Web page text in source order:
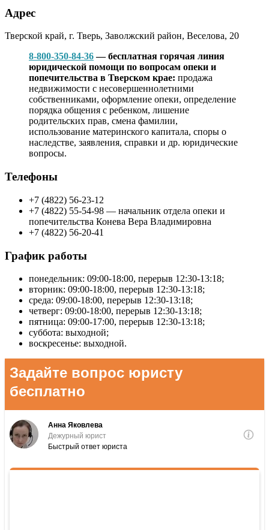
Адрес
Тверской край, г. Тверь, ​Заволжский район, Веселова, 20
8-800-350-84-36— бесплатная горячая линия
юридической помощи по вопросам опеки и
попечительства в Тверском крае: продажа
недвижимости с несовершеннолетними
собственниками, оформление опеки, определение
порядка общения с ребенком, лишение
родительских прав, смена фамилии,
использование материнского капитала, споры о
наследстве, заявления, справки и др. юридические
вопросы.
Телефоны
+7 (4822) 56-23-12
+7 (4822) 55-54-98 — начальник отдела опеки и
попечительства Конева Вера Владимировна
+7 (4822) 56-20-41
График работы
понедельник: 09:00-18:00, перерыв 12:30-13:18;
вторник: 09:00-18:00, перерыв 12:30-13:18;
среда: 09:00-18:00, перерыв 12:30-13:18;
четверг: 09:00-18:00, перерыв 12:30-13:18;
пятница: 09:00-17:00, перерыв 12:30-13:18;
суббота: выходной;
воскресенье: выходной.